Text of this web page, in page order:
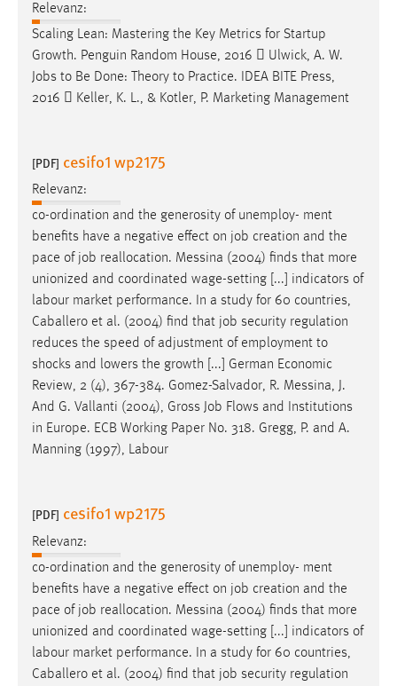
Relevanz:
Scaling Lean: Mastering the Key Metrics for Startup
Growth. Penguin Random House, 2016  Ulwick, A. W.
Jobs to Be Done: Theory to Practice. IDEA BITE Press,
2016  Keller, K. L., & Kotler, P. Marketing Management
[PDF] cesifo1 wp2175
Relevanz:
co-ordination and the generosity of unemploy- ment
benefits have a negative effect on job creation and the
pace of job reallocation. Messina (2004) finds that more
unionized and coordinated wage-setting [...] indicators of
labour market performance. In a study for 60 countries,
Caballero et al. (2004) find that job security regulation
reduces the speed of adjustment of employment to
shocks and lowers the growth [...] German Economic
Review, 2 (4), 367-384. Gomez-Salvador, R. Messina, J.
And G. Vallanti (2004), Gross Job Flows and Institutions
in Europe. ECB Working Paper No. 318. Gregg, P. and A.
Manning (1997), Labour
[PDF] cesifo1 wp2175
Relevanz:
co-ordination and the generosity of unemploy- ment
benefits have a negative effect on job creation and the
pace of job reallocation. Messina (2004) finds that more
unionized and coordinated wage-setting [...] indicators of
labour market performance. In a study for 60 countries,
Caballero et al. (2004) find that job security regulation
MARKETING
Marketing Cookies werden von Drittanbietern
verwendet, um personalisierte Werbung anzuzeigen.
Sie tun dies, indem sie Besucher über Websites
hinweg verfolgen.
Name:
Anbieter:
Google Ireland Limited
Zweck:
Conversion-Tracking
Cookie Laufzeit:
3 Monate
Facebook Pixel
Name:
Facebook
Zweck:
Conversion-Tracking
Cookie Laufzeit:
3 Monate